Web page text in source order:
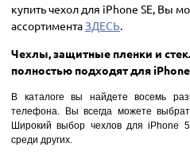
купить чехол для iPhone SE, Вы
ассортиментаЗДЕСЬ.
Чехлы, защитные пленки и
полностью подходят для iPhone
В каталоге вы найдете восемь
телефона. Вы всегда можете
Широкий выбор чехлов для iPhone
среди других.